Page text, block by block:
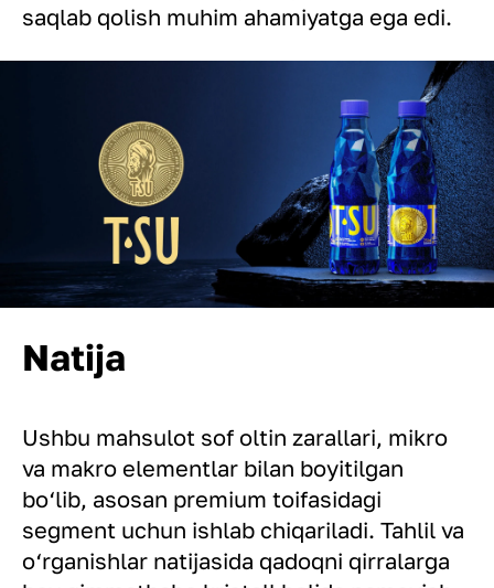
saqlab qolish muhim ahamiyatga ega edi.
Natija
Ushbu mahsulot sof oltin zarallari, mikro
va makro elementlar bilan boyitilgan
bo‘lib, asosan premium toifasidagi
segment uchun ishlab chiqariladi. Tahlil va
o‘rganishlar natijasida qadoqni qirralarga